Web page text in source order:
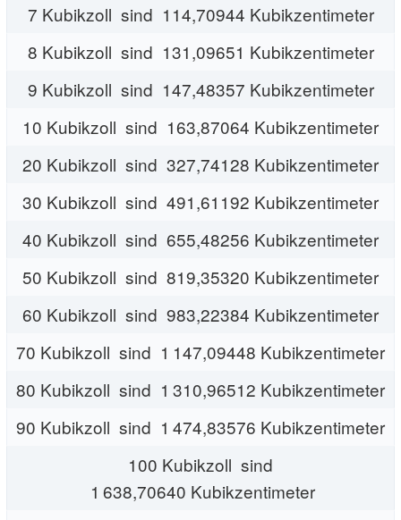
7 Kubikzoll sind 114,70944 Kubikzentimeter
8 Kubikzoll sind 131,09651 Kubikzentimeter
9 Kubikzoll sind 147,48357 Kubikzentimeter
10 Kubikzoll sind 163,87064 Kubikzentimeter
20 Kubikzoll sind 327,74128 Kubikzentimeter
30 Kubikzoll sind 491,61192 Kubikzentimeter
40 Kubikzoll sind 655,48256 Kubikzentimeter
50 Kubikzoll sind 819,35320 Kubikzentimeter
60 Kubikzoll sind 983,22384 Kubikzentimeter
70 Kubikzoll sind 1 147,09448 Kubikzentimeter
80 Kubikzoll sind 1 310,96512 Kubikzentimeter
90 Kubikzoll sind 1 474,83576 Kubikzentimeter
100 Kubikzoll sind
1 638,70640 Kubikzentimeter